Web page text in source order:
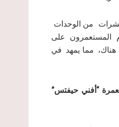
من الوحدات
المستعمرون على
هناك، مما يمهد في
“أفني حيفتس”